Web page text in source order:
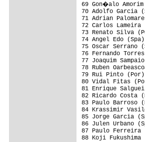
69 Gon�alo
70 Adolfo Garcia
71 Adrian
72 Carlos
73 Renato
74 Angel
75 Oscar
76
77 Joaquim
78 Ruben
79 Rui
80 Vidal
81 Enrique
82 Ricardo
83 Paulo
84 Krassimir
85 Jorge
86 Julen
87 Paulo
88 Koji